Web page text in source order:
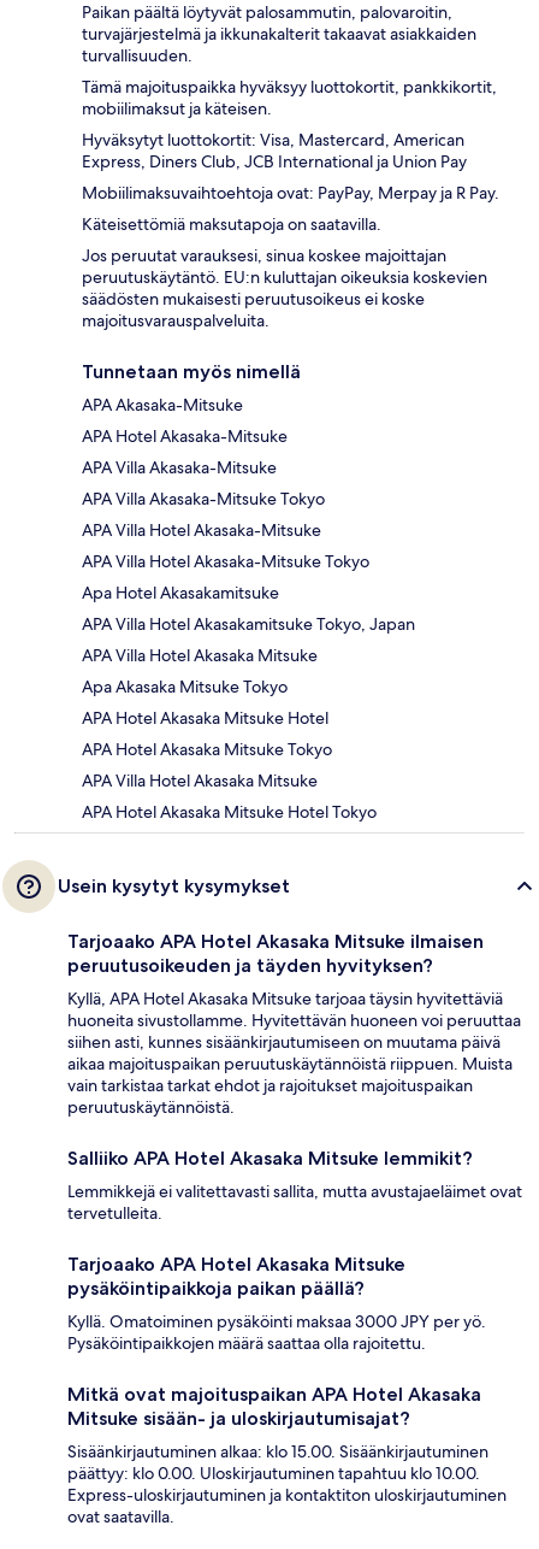
Paikan päältä löytyvät palosammutin, palovaroitin,
turvajärjestelmä ja ikkunakalterit takaavat asiakkaiden
turvallisuuden.
Tämä majoituspaikka hyväksyy luottokortit, pankkikortit,
mobiilimaksut ja käteisen.
Hyväksytyt luottokortit: Visa, Mastercard, American
Express, Diners Club, JCB International ja Union Pay
Mobiilimaksuvaihtoehtoja ovat: PayPay, Merpay ja R Pay.
Käteisettömiä maksutapoja on saatavilla.
Jos peruutat varauksesi, sinua koskee majoittajan
peruutuskäytäntö. EU:n kuluttajan oikeuksia koskevien
säädösten mukaisesti peruutusoikeus ei koske
majoitusvarauspalveluita.
Tunnetaan myös nimellä
APA Akasaka-Mitsuke
APA Hotel Akasaka-Mitsuke
APA Villa Akasaka-Mitsuke
APA Villa Akasaka-Mitsuke Tokyo
APA Villa Hotel Akasaka-Mitsuke
APA Villa Hotel Akasaka-Mitsuke Tokyo
Apa Hotel Akasakamitsuke
APA Villa Hotel Akasakamitsuke Tokyo, Japan
APA Villa Hotel Akasaka Mitsuke
Apa Akasaka Mitsuke Tokyo
APA Hotel Akasaka Mitsuke Hotel
APA Hotel Akasaka Mitsuke Tokyo
APA Villa Hotel Akasaka Mitsuke
APA Hotel Akasaka Mitsuke Hotel Tokyo
Usein kysytyt kysymykset
Tarjoaako APA Hotel Akasaka Mitsuke ilmaisen
peruutusoikeuden ja täyden hyvityksen?
Kyllä, APA Hotel Akasaka Mitsuke tarjoaa täysin hyvitettäviä
huoneita sivustollamme. Hyvitettävän huoneen voi peruuttaa
siihen asti, kunnes sisäänkirjautumiseen on muutama päivä
aikaa majoituspaikan peruutuskäytännöistä riippuen. Muista
vain tarkistaa tarkat ehdot ja rajoitukset majoituspaikan
peruutuskäytännöistä.
Salliiko APA Hotel Akasaka Mitsuke lemmikit?
Lemmikkejä ei valitettavasti sallita, mutta avustajaeläimet ovat
tervetulleita.
Tarjoaako APA Hotel Akasaka Mitsuke
pysäköintipaikkoja paikan päällä?
Kyllä. Omatoiminen pysäköinti maksaa 3000 JPY per yö.
Pysäköintipaikkojen määrä saattaa olla rajoitettu.
Mitkä ovat majoituspaikan APA Hotel Akasaka
Mitsuke sisään- ja uloskirjautumisajat?
Sisäänkirjautuminen alkaa: klo 15.00. Sisäänkirjautuminen
päättyy: klo 0.00. Uloskirjautuminen tapahtuu klo 10.00.
Express-uloskirjautuminen ja kontaktiton uloskirjautuminen
ovat saatavilla.